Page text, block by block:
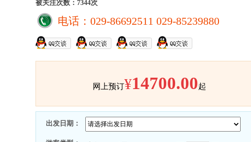
被关注次数：7344次
电话：029-86692511 029-85239880
网上预订¥14700.00起
出发日期：